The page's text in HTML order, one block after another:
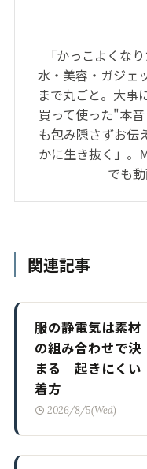
「かっこよくな
水・美容・ガジェ
まで丸ごと。大事
買って使った"本
も包み隠さずお伝
かに生き抜く」。
でも
関連記事
服の静電気は素材
の組み合わせで決
まる｜起きにくい
着方
2026/8/5(Wed)